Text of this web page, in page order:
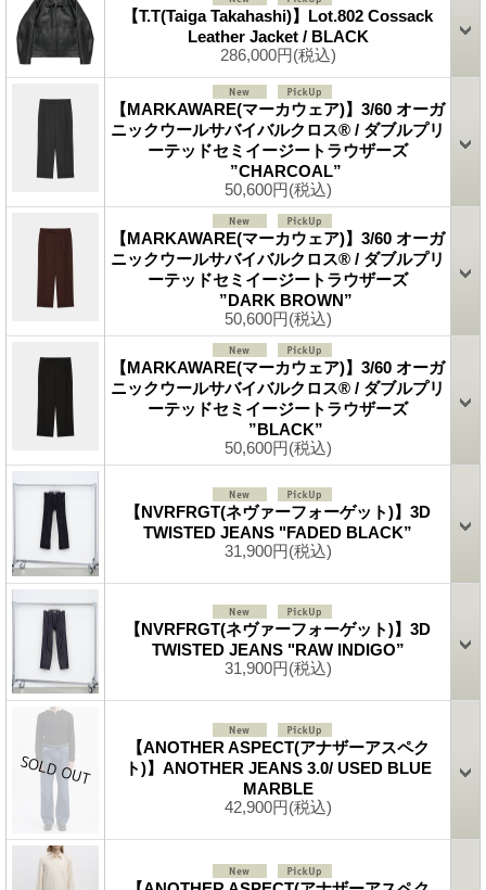
【T.T(Taiga Takahashi)】Lot.802 Cossack
Leather Jacket / BLACK
286,000円(税込)
【MARKAWARE(マーカウェア)】3/60 オーガ
ニックウールサバイバルクロス® / ダブルプリ
ーテッドセミイージートラウザーズ
”CHARCOAL”
50,600円(税込)
【MARKAWARE(マーカウェア)】3/60 オーガ
ニックウールサバイバルクロス® / ダブルプリ
ーテッドセミイージートラウザーズ
”DARK BROWN”
50,600円(税込)
【MARKAWARE(マーカウェア)】3/60 オーガ
ニックウールサバイバルクロス® / ダブルプリ
ーテッドセミイージートラウザーズ
”BLACK”
50,600円(税込)
【NVRFRGT(ネヴァーフォーゲット)】3D
TWISTED JEANS "FADED BLACK”
31,900円(税込)
【NVRFRGT(ネヴァーフォーゲット)】3D
TWISTED JEANS "RAW INDIGO”
31,900円(税込)
【ANOTHER ASPECT(アナザーアスペク
ト)】ANOTHER JEANS 3.0/ USED BLUE
MARBLE
42,900円(税込)